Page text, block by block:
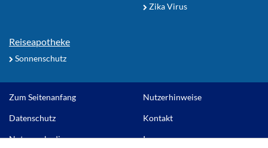
Zika Virus
Reiseapotheke
Sonnenschutz
Zum Seitenanfang Nutzerhinweise
Datenschutz Kontakt
Nutzungsbedingungen Impressum